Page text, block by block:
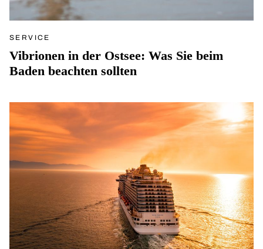
SERVICE
Vibrionen in der Ostsee: Was Sie beim
Baden beachten sollten